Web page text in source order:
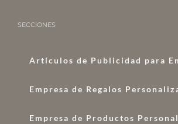
SECCIONES
Artículos de Publicidad para
Empresa de Regalos
Empresa de Productos